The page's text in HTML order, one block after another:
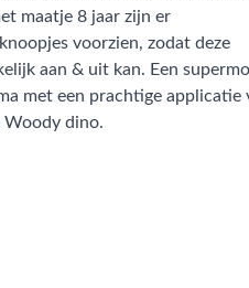
maatje 8 jaar zijn er
voorzien, zodat deze
aan & uit kan. Een
met een prachtige applicatie
Woody dino.